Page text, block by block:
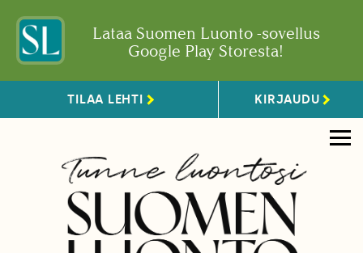
Lataa Suomen Luonto -sovellus
Google Play Storesta!
TILAA LEHTI KIRJAUDU